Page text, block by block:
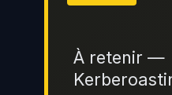
À retenir —